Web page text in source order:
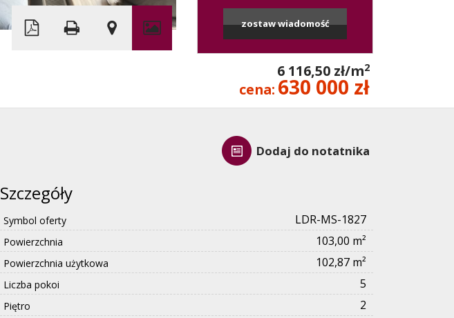
Leaflet|© MapTiler ©OpenStreetMap contributors zostaw wiadomość
6 116,50 zł/m2
cena: 630 000 zł
Dodaj do notatnika
Szczegóły
Symbol oferty LDR-MS-1827
Powierzchnia 103,00 m²
Powierzchnia użytkowa 102,87 m²
Liczba pokoi 5
Piętro 2